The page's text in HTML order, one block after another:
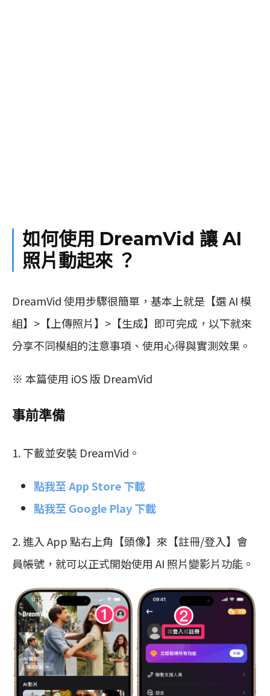
如何使用 DreamVid 讓 AI
照片動起來 ？
DreamVid 使用步驟很簡單，基本上就是【選 AI 模
組】>【上傳照片】>【生成】即可完成，以下就來
分享不同模組的注意事項、使用心得與實測效果。
※ 本篇使用 iOS 版 DreamVid
事前準備
1. 下載並安裝 DreamVid。
點我至 App Store 下載
點我至 Google Play 下載
2. 進入 App 點右上角【頭像】來【註冊/登入】會
員帳號，就可以正式開始使用 AI 照片變影片功能。